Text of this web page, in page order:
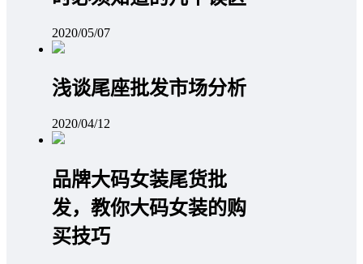
2020/05/07
浅谈尾座批发市场分析
2020/04/12
品牌大码女装尾货批
发，教你大码女装的购
买技巧